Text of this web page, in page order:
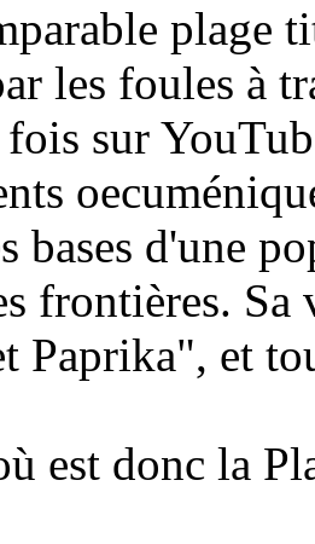
plage
les foules à
sur
bases d'une
frontières. Sa
Paprika", et
est donc la